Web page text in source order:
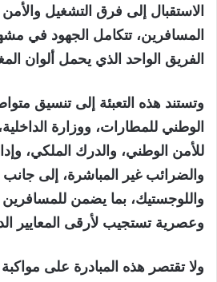
الاستقبال إلى فرق التشغيل
المسافرين، تتكامل الجهود في
الفريق الواحد الذي يحمل ألوان
وتستند هذه التعبئة إلى تنسيق
الوطني للمطارات، ووزارة الداخلية
للأمن الوطني، و الدرك الملكي، و
والضرائب غير المباشرة، إلى جانب
واللوجستيك، بما يضمن
وعصرية تستجيب لأرقى المعايير
ولا تقتصر هذه المبادرة على